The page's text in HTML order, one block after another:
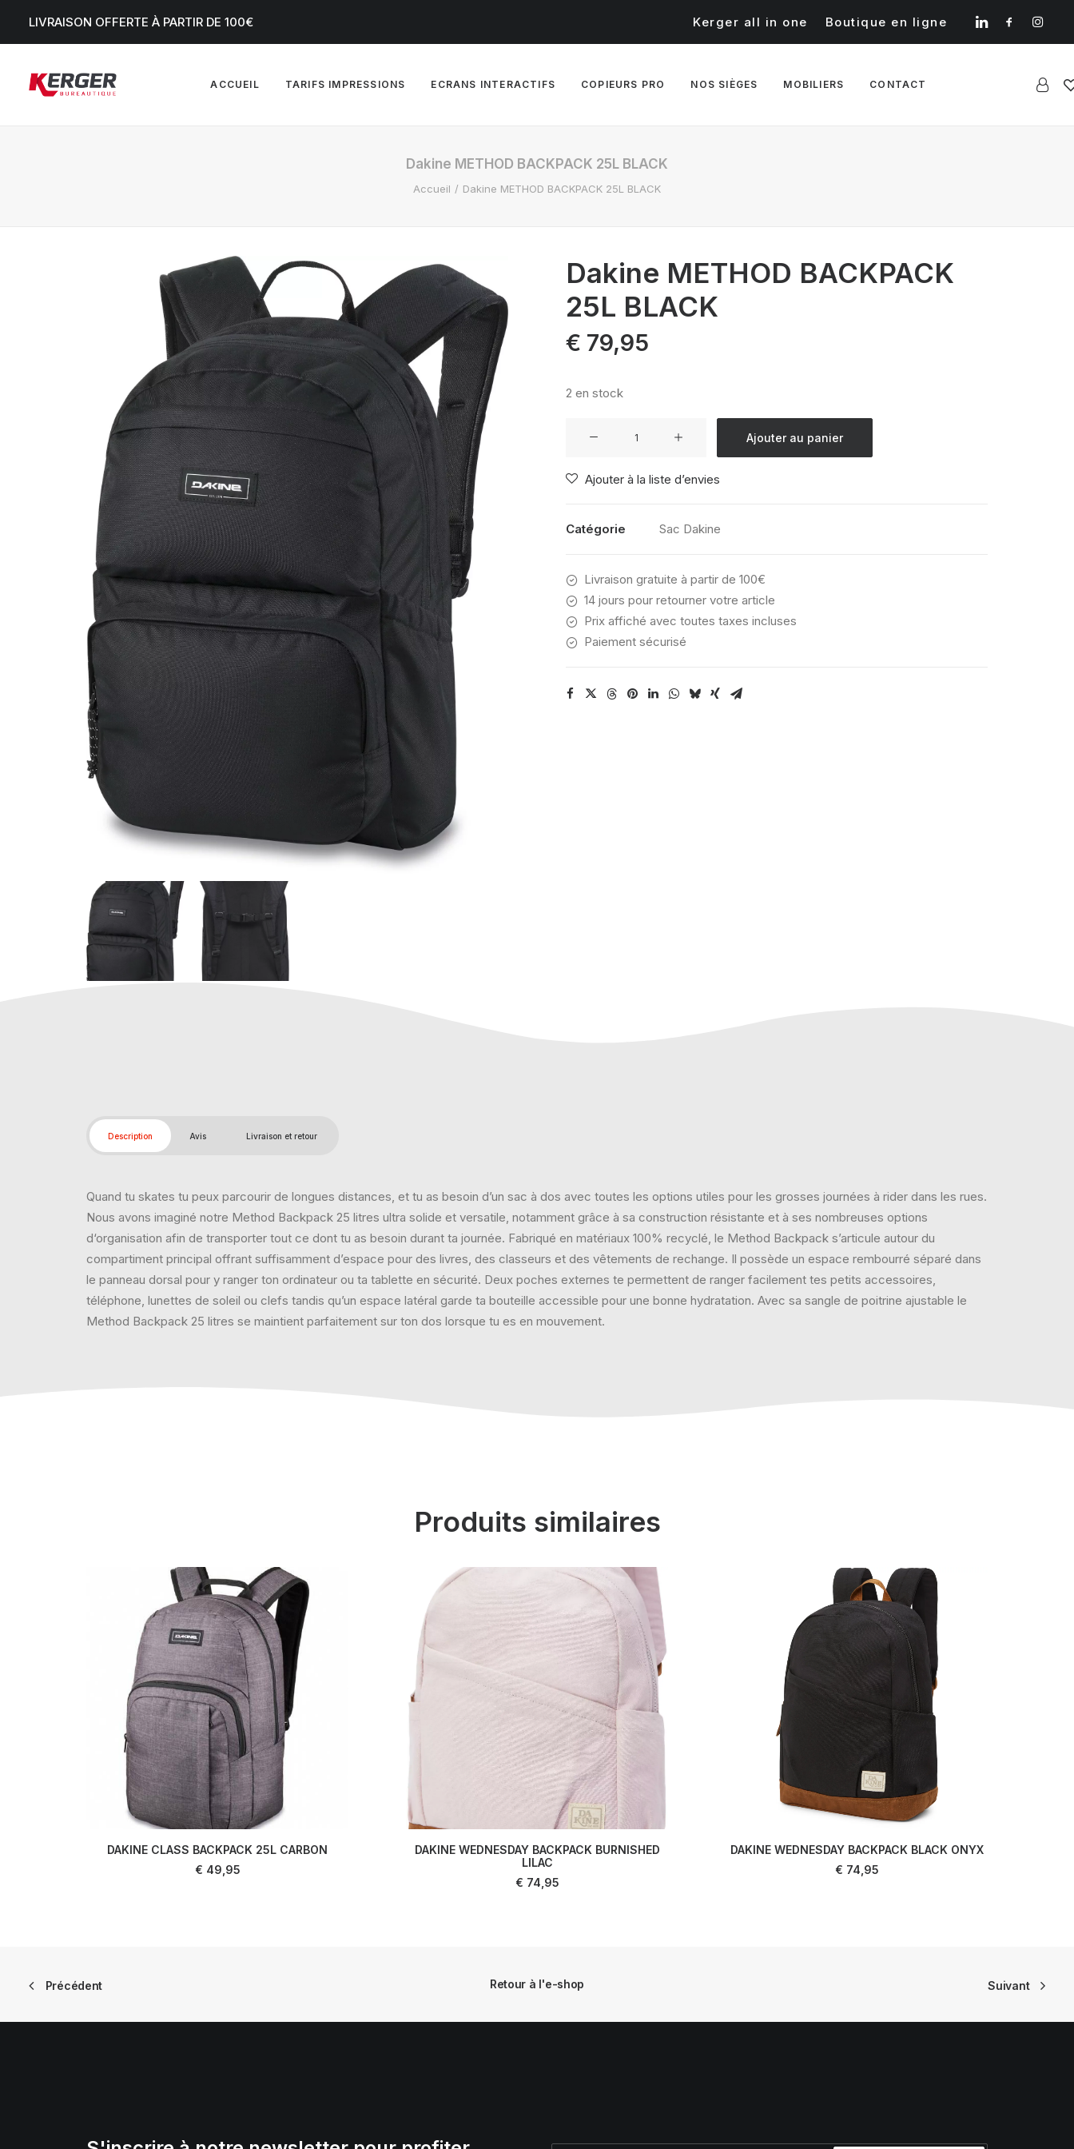
LIVRAISON OFFERTE À PARTIR DE 100€ Kerger all in one Boutique en ligne
ACCUEIL TARIFS IMPRESSIONS ECRANS INTERACTIFS COPIEURS PRO NOS SIÈGES MOBILIERS CONTACT
Dakine METHOD BACKPACK 25L BLACK
Accueil Dakine METHOD BACKPACK 25L BLACK
Dakine METHOD BACKPACK
25L BLACK
€ 79,95
2 en stock
METHOD
25L
Ajouter au panier
Ajouter à la liste d’envies
Catégorie Sac Dakine
Livraison gratuite à partir de 100€
14 jours pour retourner votre article
Prix affiché avec toutes taxes incluses
Paiement sécurisé
Description Avis Livraison et retour
Quand tu skates tu peux parcourir de longues distances, et tu as besoin d’un sac à dos avec toutes les options utiles pour les grosses journées à rider dans les rues.
Nous avons imaginé notre Method Backpack 25 litres ultra solide et versatile, notamment grâce à sa construction résistante et à ses nombreuses options
d‘organisation afin de transporter tout ce dont tu as besoin durant ta journée. Fabriqué en matériaux 100% recyclé, le Method Backpack s’articule autour du
compartiment principal offrant suffisamment d’espace pour des livres, des classeurs et des vêtements de rechange. Il possède un espace rembourré séparé dans
le panneau dorsal pour y ranger ton ordinateur ou ta tablette en sécurité. Deux poches externes te permettent de ranger facilement tes petits accessoires,
téléphone, lunettes de soleil ou clefs tandis qu’un espace latéral garde ta bouteille accessible pour une bonne hydratation. Avec sa sangle de poitrine ajustable le
Method Backpack 25 litres se maintient parfaitement sur ton dos lorsque tu es en mouvement.
Produits similaires
DAKINE CLASS BACKPACK 25L CARBON
€ 49,95
AJOUTER AU PANIER
DAKINE WEDNESDAY BACKPACK BURNISHED
LILAC
€ 74,95
DAKINE WEDNESDAY BACKPACK BLACK ONYX
€ 74,95
Précédent Retour à l'e-shop Suivant